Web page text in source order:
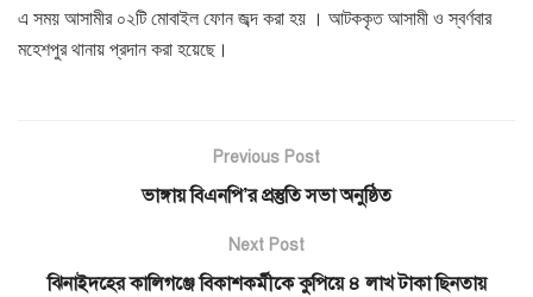
এ সময় আসামীর ০২টি মোবাইল ফোন জব্দ করা হয় । আটককৃত আসামী ও স্বর্ণবার
মহেশপুর থানায় প্রদান করা হয়েছে।
Previous Post
ভাঙ্গায় বিএনপি’র প্রস্তুতি সভা অনুষ্ঠিত
Next Post
ঝিনাইদহের কালিগঞ্জে বিকাশকর্মীকে কুপিয়ে ৪ লাখ টাকা ছিনতায়